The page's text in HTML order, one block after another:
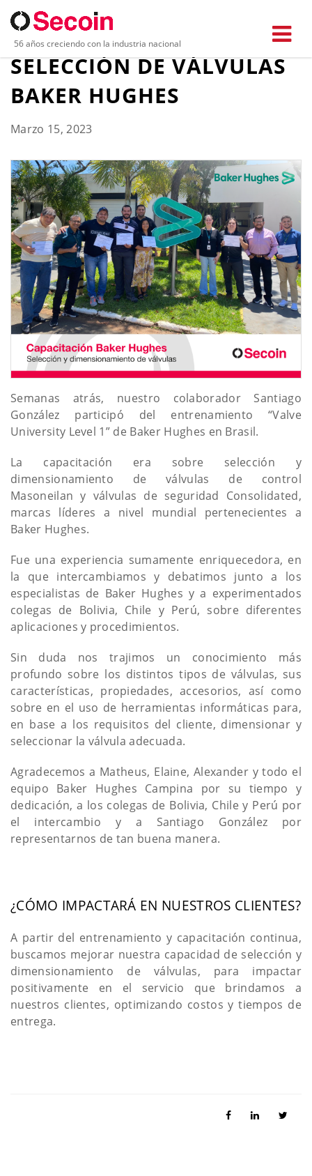
56 años creciendo con la industria nacional
CAPACITACIÓN:
SELECCIÓN DE VÁLVULAS
BAKER HUGHES
Marzo 15, 2023
Semanas atrás, nuestro colaborador Santiago
González participó del entrenamiento “Valve
University Level 1” de Baker Hughes en Brasil.
La capacitación era sobre selección y
dimensionamiento de válvulas de control
Masoneilan y válvulas de seguridad Consolidated,
marcas líderes a nivel mundial pertenecientes a
Baker Hughes.
Fue una experiencia sumamente enriquecedora, en
la que intercambiamos y debatimos junto a los
especialistas de Baker Hughes y a experimentados
colegas de Bolivia, Chile y Perú, sobre diferentes
aplicaciones y procedimientos.
Sin duda nos trajimos un conocimiento más
profundo sobre los distintos tipos de válvulas, sus
características, propiedades, accesorios, así como
sobre en el uso de herramientas informáticas para,
en base a los requisitos del cliente, dimensionar y
seleccionar la válvula adecuada.
Agradecemos a Matheus, Elaine, Alexander y todo el
equipo Baker Hughes Campina por su tiempo y
dedicación, a los colegas de Bolivia, Chile y Perú por
el intercambio y a Santiago González por
representarnos de tan buena manera.
¿CÓMO IMPACTARÁ EN NUESTROS CLIENTES?
A partir del entrenamiento y capacitación continua,
buscamos mejorar nuestra capacidad de selección y
dimensionamiento de válvulas, para impactar
positivamente en el servicio que brindamos a
nuestros clientes, optimizando costos y tiempos de
entrega.